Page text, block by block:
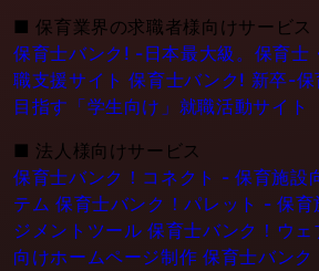
■ 保育業界の求職者様向けサービス
保育士バンク! -日本最大級。保育士
職支援サイト 保育士バンク! 新卒-
目指す「学生向け」就職活動サイト
■ 法人様向けサービス
保育士バンク！コネクト - 保育施設
テム 保育士バンク！パレット - 保育
ジメントツール 保育士バンク！ウ
向けホームページ制作 保育士バン